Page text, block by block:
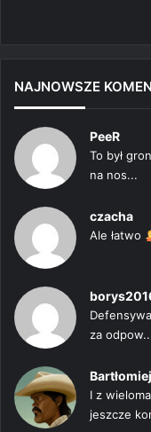
NAJNOWSZE
PeeR
To był
na nos...
czacha
Ale łatwo
za
I z
jeszcze